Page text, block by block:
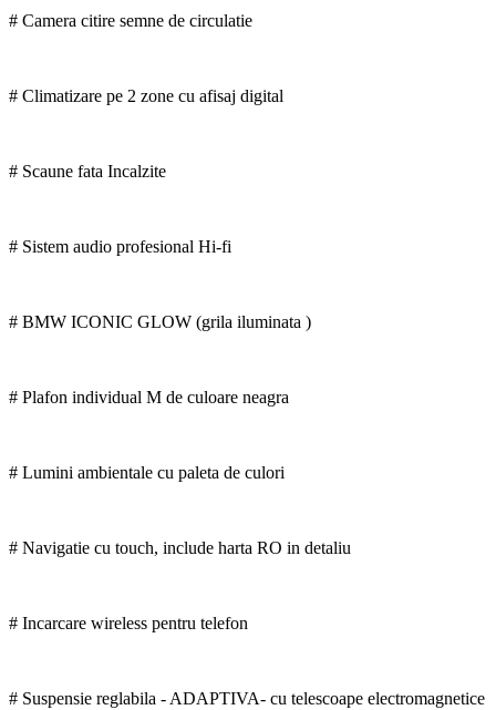
# Camera citire semne de circulatie
# Climatizare pe 2 zone cu afisaj digital
# Scaune fata Incalzite
# Sistem audio profesional Hi-fi
# BMW ICONIC GLOW (grila iluminata )
# Plafon individual M de culoare neagra
# Lumini ambientale cu paleta de culori
# Navigatie cu touch, include harta RO in detaliu
# Incarcare wireless pentru telefon
# Suspensie reglabila - ADAPTIVA- cu telescoape electromagnetice